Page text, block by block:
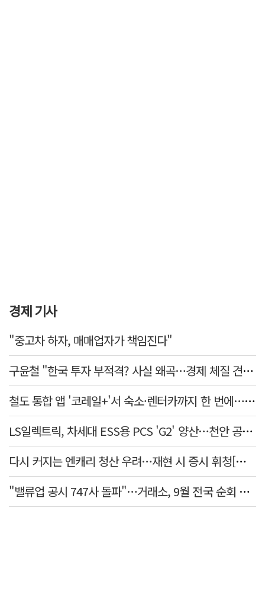
경제 기사
"중고차 하자, 매매업자가 책임진다"
구윤철 "한국 투자 부적격? 사실 왜곡…경제 체질 견실"
철도 통합 앱 '코레일+'서 숙소·렌터카까지 한 번에…여행 서비스 확대
LS일렉트릭, 차세대 ESS용 PCS 'G2' 양산…천안 공장서 출하
다시 커지는 엔캐리 청산 우려…재현 시 증시 휘청[매일뭐니머니]
"밸류업 공시 747사 돌파"…거래소, 9월 전국 순회 설명회 연다